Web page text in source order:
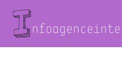
contenu